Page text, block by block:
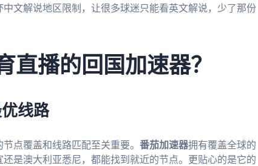
文解说地区限制，让很多球迷只能看英文解说，少了那份
直播的回国加速器？
线路
点覆盖和线路匹配至关重要。 番茄加速器拥有覆盖全球的
是澳大利亚悉尼，都能找到就近的节点。更贴心的是它的